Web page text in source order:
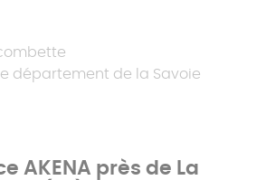
département de la Savoie
AKENA près de La